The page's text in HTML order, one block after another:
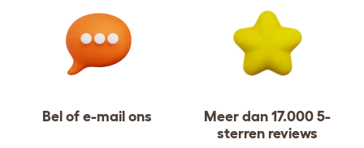
Bel of e-mail ons
Meer dan 17.000 5-
sterren reviews